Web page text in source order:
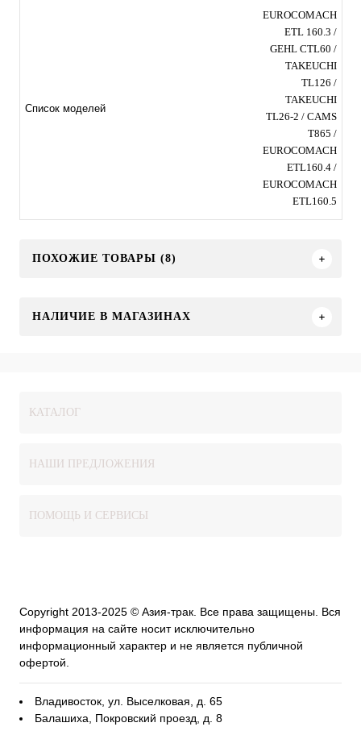
Список моделей
EUROCOMACH
ETL 160.3 /
GEHL CTL60 /
TAKEUCHI
TL126 /
TAKEUCHI
TL26-2 / CAMS
T865 /
EUROCOMACH
ETL160.4 /
EUROCOMACH
ETL160.5
ПОХОЖИЕ ТОВАРЫ (8)
НАЛИЧИЕ В МАГАЗИНАХ
КАТАЛОГ
НАШИ ПРЕДЛОЖЕНИЯ
ПОМОЩЬ И СЕРВИСЫ
Copyright 2013-2025 © Азия-трак. Все права защищены. Вся
информация на сайте носит исключительно
информационный характер и не является публичной
офертой.
Владивосток, ул. Выселковая, д. 65
Балашиха, Покровский проезд, д. 8